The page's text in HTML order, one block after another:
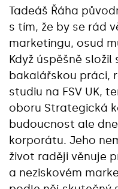
Tadeáš Řáha
s tím, že by se rád
marketingu, osud
Když úspěšně
bakalářskou práci,
studiu na FSV UK,
oboru Strategická
budoucnost ale
korporátu. Jeho
život raději věnuje
a neziskovém